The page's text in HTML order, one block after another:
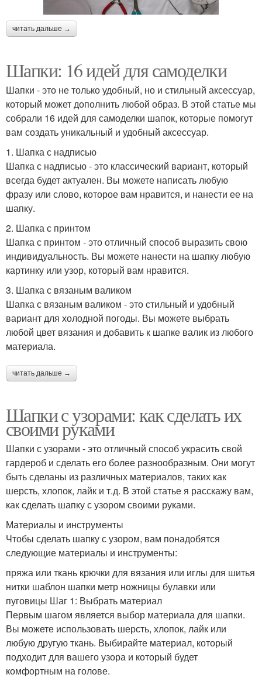
читать дальше →
Шапки: 16 идей для самоделки
Шапки - это не только удобный, но и стильный аксессуар,
который может дополнить любой образ. В этой статье мы
собрали 16 идей для самоделки шапок, которые помогут
вам создать уникальный и удобный аксессуар.
1. Шапка с надписью
Шапка с надписью - это классический вариант, который
всегда будет актуален. Вы можете написать любую
фразу или слово, которое вам нравится, и нанести ее на
шапку.
2. Шапка с принтом
Шапка с принтом - это отличный способ выразить свою
индивидуальность. Вы можете нанести на шапку любую
картинку или узор, который вам нравится.
3. Шапка с вязаным валиком
Шапка с вязаным валиком - это стильный и удобный
вариант для холодной погоды. Вы можете выбрать
любой цвет вязания и добавить к шапке валик из любого
материала.
читать дальше →
Шапки с узорами: как сделать их
своими руками
Шапки с узорами - это отличный способ украсить свой
гардероб и сделать его более разнообразным. Они могут
быть сделаны из различных материалов, таких как
шерсть, хлопок, лайк и т.д. В этой статье я расскажу вам,
как сделать шапку с узором своими руками.
Материалы и инструменты
Чтобы сделать шапку с узором, вам понадобятся
следующие материалы и инструменты:
пряжа или ткань крючки для вязания или иглы для шитья
нитки шаблон шапки метр ножницы булавки или
пуговицы Шаг 1: Выбрать материал
Первым шагом является выбор материала для шапки.
Вы можете использовать шерсть, хлопок, лайк или
любую другую ткань. Выбирайте материал, который
подходит для вашего узора и который будет
комфортным на голове.